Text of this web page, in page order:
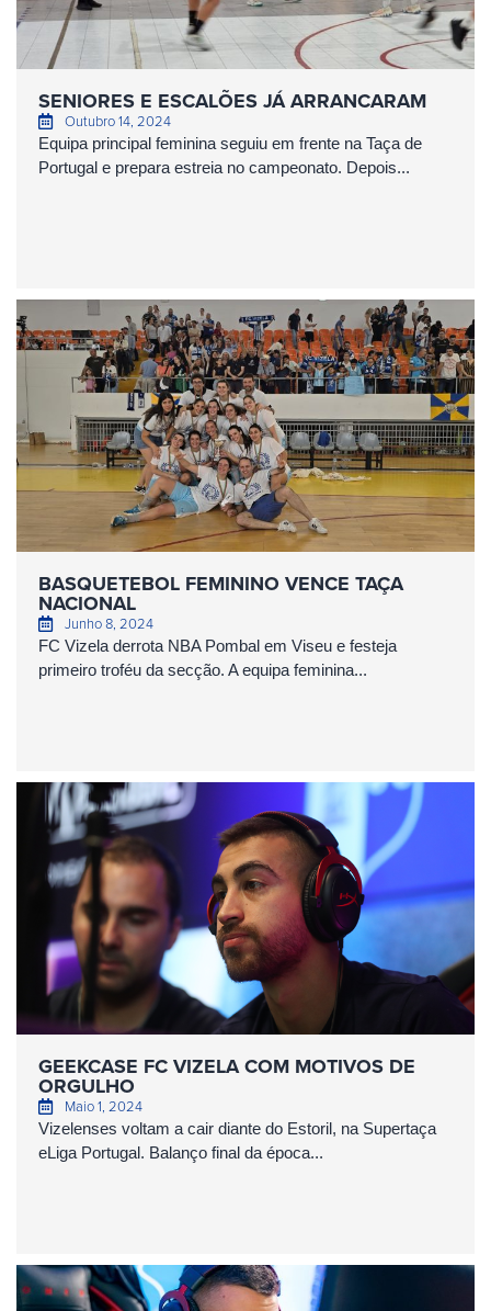
SENIORES E ESCALÕES JÁ ARRANCARAM
Outubro 14, 2024
Equipa principal feminina seguiu em frente na Taça de
Portugal e prepara estreia no campeonato. Depois...
BASQUETEBOL FEMININO VENCE TAÇA
NACIONAL
Junho 8, 2024
FC Vizela derrota NBA Pombal em Viseu e festeja
primeiro troféu da secção. A equipa feminina...
GEEKCASE FC VIZELA COM MOTIVOS DE
ORGULHO
Maio 1, 2024
Vizelenses voltam a cair diante do Estoril, na Supertaça
eLiga Portugal. Balanço final da época...